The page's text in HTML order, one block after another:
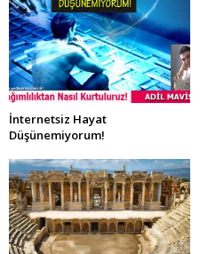
İnternetsiz Hayat
Düşünemiyorum!